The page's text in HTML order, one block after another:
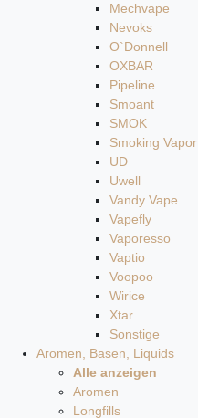
Mechvape
Nevoks
O`Donnell
OXBAR
Pipeline
Smoant
SMOK
Smoking Vapor
UD
Uwell
Vandy Vape
Vapefly
Vaporesso
Vaptio
Voopoo
Wirice
Xtar
Sonstige
Aromen, Basen, Liquids
Alle anzeigen
Aromen
Longfills